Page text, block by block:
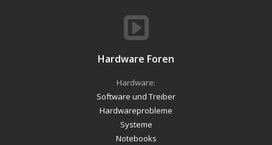
Hardware Foren
Hardware:
Software und Treiber
Hardwareprobleme
Systeme
Notebooks